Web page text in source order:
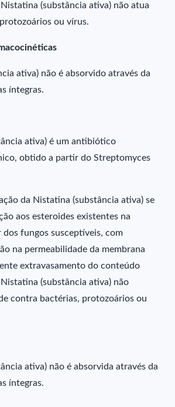
(substância ativa) não atua
ou vírus.
ativa) não é absorvido através da
íntegras.
ativa) é um antibiótico
obtido a partir do Streptomyces
da Nistatina (substância ativa) se
aos esteroides existentes na
dos fungos susceptíveis, com
na permeabilidade da membrana
extravasamento do conteúdo
(substância ativa) não
contra bactérias, protozoários ou
ativa) não é absorvida através da
íntegras.